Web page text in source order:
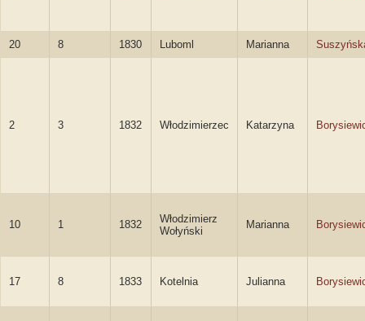
20 8 1830 Luboml Marianna
2 3 1832 Włodzimierzec Katarzyna
10 1 1832
Włodzimierz
Wołyński
Marianna
17 8 1833 Kotelnia Julianna